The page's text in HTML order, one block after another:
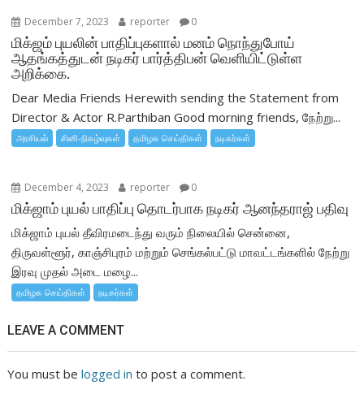
December 7, 2023 reporter 0
மிக்ஜம் புயலின் பாதிப்புகளால் மனம் நொந்துபோய்
ஆதங்கத்துடன் நடிகர் பார்த்திபன் வெளியிட்டுள்ள
அறிக்கை.
Dear Media Friends Herewith sending the Statement from
Director & Actor R.Parthiban Good morning friends, நேற்று...
அரசியல் சினி-நிகழ்வுகள் தமிழக செய்திகள் நடிகர்கள்
December 4, 2023 reporter 0
மிக்ஜாம் புயல் பாதிப்பு தொடர்பாக நடிகர் ஆனந்தராஜ் பதிவு
மிக்ஜாம் புயல் தீவிரமடைந்து வரும் நிலையில் சென்னை,
திருவள்ளூர், காஞ்சிபுரம் மற்றும் செங்கல்பட்டு மாவட்டங்களில் நேற்று
இரவு முதல் அடை மழை...
தமிழக செய்திகள் நடிகர்கள்
LEAVE A COMMENT
You must belogged in to post a comment.